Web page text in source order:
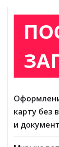
карту без
и